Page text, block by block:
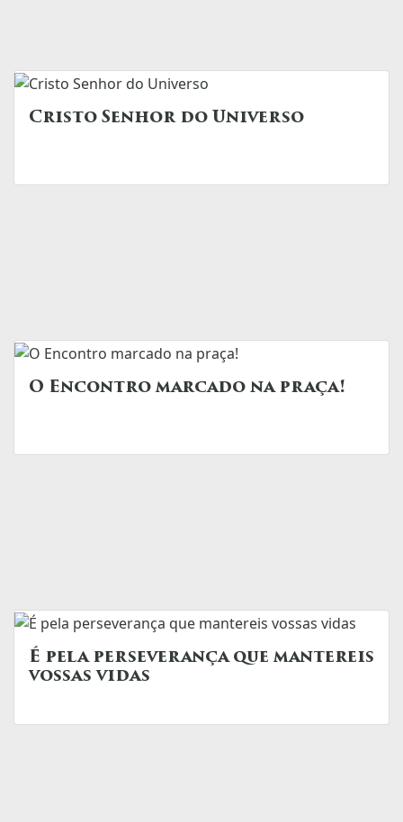
Cristo Senhor do Universo
O Encontro marcado na praça!
É pela perseverança que mantereis
vossas vidas